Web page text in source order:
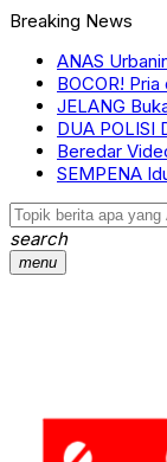
Breaking News
ANAS
BOCOR!
JELANG
DUA POLISI
Beredar
SEMPENA
search
menu